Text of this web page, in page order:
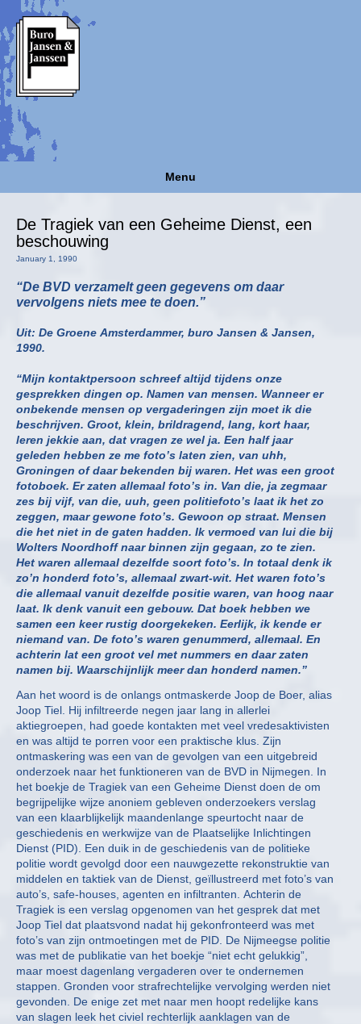
Menu
De Tragiek van een Geheime Dienst, een
beschouwing
January 1, 1990
“De BVD verzamelt geen gegevens om daar
vervolgens niets mee te doen.”
Uit: De Groene Amsterdammer, buro Jansen & Jansen,
1990.
“Mijn kontaktpersoon schreef altijd tijdens onze
gesprekken dingen op. Namen van mensen. Wanneer er
onbekende mensen op vergaderingen zijn moet ik die
beschrijven. Groot, klein, brildragend, lang, kort haar,
leren jekkie aan, dat vragen ze wel ja. Een half jaar
geleden hebben ze me foto’s laten zien, van uhh,
Groningen of daar bekenden bij waren. Het was een groot
fotoboek. Er zaten allemaal foto’s in. Van die, ja zegmaar
zes bij vijf, van die, uuh, geen politiefoto’s laat ik het zo
zeggen, maar gewone foto’s. Gewoon op straat. Mensen
die het niet in de gaten hadden. Ik vermoed van lui die bij
Wolters Noordhoff naar binnen zijn gegaan, zo te zien.
Het waren allemaal dezelfde soort foto’s. In totaal denk ik
zo’n honderd foto’s, allemaal zwart-wit. Het waren foto’s
die allemaal vanuit dezelfde positie waren, van hoog naar
laat. Ik denk vanuit een gebouw. Dat boek hebben we
samen een keer rustig doorgekeken. Eerlijk, ik kende er
niemand van. De foto’s waren genummerd, allemaal. En
achterin lat een groot vel met nummers en daar zaten
namen bij. Waarschijnlijk meer dan honderd namen.”
Aan het woord is de onlangs ontmaskerde Joop de Boer, alias
Joop Tiel. Hij infiltreerde negen jaar lang in allerlei
aktiegroepen, had goede kontakten met veel vredesaktivisten
en was altijd te porren voor een praktische klus. Zijn
ontmaskering was een van de gevolgen van een uitgebreid
onderzoek naar het funktioneren van de BVD in Nijmegen. In
het boekje de Tragiek van een Geheime Dienst doen de om
begrijpelijke wijze anoniem gebleven onderzoekers verslag
van een klaarblijkelijk maandenlange speurtocht naar de
geschiedenis en werkwijze van de Plaatselijke Inlichtingen
Dienst (PID). Een duik in de geschiedenis van de politieke
politie wordt gevolgd door een nauwgezette rekonstruktie van
middelen en taktiek van de Dienst, geïllustreerd met foto’s van
auto’s, safe-houses, agenten en infiltranten. Achterin de
Tragiek is een verslag opgenomen van het gesprek dat met
Joop Tiel dat plaatsvond nadat hij gekonfronteerd was met
foto’s van zijn ontmoetingen met de PID. De Nijmeegse politie
was met de publikatie van het boekje “niet echt gelukkig”,
maar moest dagenlang vergaderen over te ondernemen
stappen. Gronden voor strafrechtelijke vervolging werden niet
gevonden. De enige zet met naar men hoopt redelijke kans
van slagen leek het civiel rechterlijk aanklagen van de